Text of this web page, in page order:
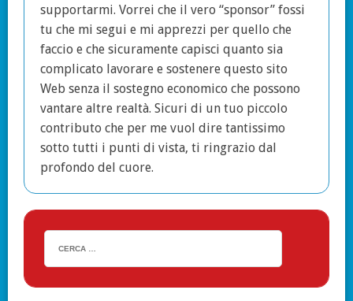
supportarmi. Vorrei che il vero “sponsor” fossi
tu che mi segui e mi apprezzi per quello che
faccio e che sicuramente capisci quanto sia
complicato lavorare e sostenere questo sito
Web senza il sostegno economico che possono
vantare altre realtà. Sicuri di un tuo piccolo
contributo che per me vuol dire tantissimo
sotto tutti i punti di vista, ti ringrazio dal
profondo del cuore.